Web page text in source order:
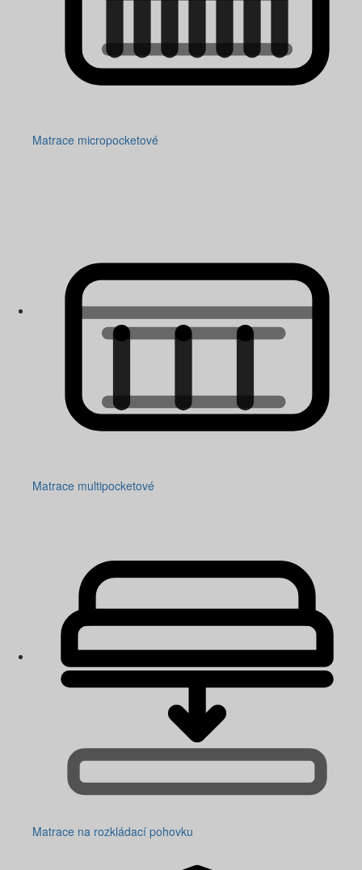
Matrace micropocketové
Matrace multipocketové
Matrace na rozkládací pohovku